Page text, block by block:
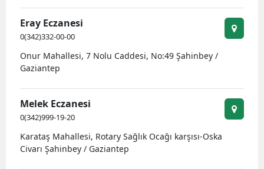
Eray Eczanesi
0(342)332-00-00
Onur Mahallesi, 7 Nolu Caddesi, No:49 Şahinbey /
Gaziantep
Melek Eczanesi
0(342)999-19-20
Karataş Mahallesi, Rotary Sağlık Ocağı karşısı-Oska
Civarı Şahinbey / Gaziantep